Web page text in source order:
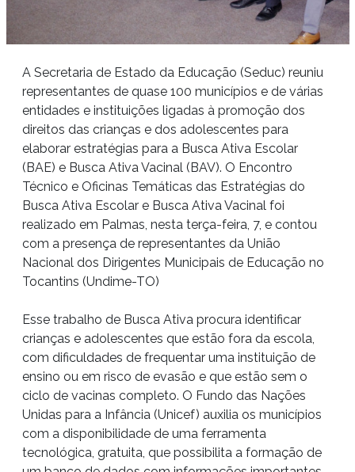
A Secretaria de Estado da Educação (Seduc) reuniu
representantes de quase 100 municípios e de várias
entidades e instituições ligadas à promoção dos
direitos das crianças e dos adolescentes para
elaborar estratégias para a Busca Ativa Escolar
(BAE) e Busca Ativa Vacinal (BAV). O Encontro
Técnico e Oficinas Temáticas das Estratégias do
Busca Ativa Escolar e Busca Ativa Vacinal foi
realizado em Palmas, nesta terça-feira, 7, e contou
com a presença de representantes da União
Nacional dos Dirigentes Municipais de Educação no
Tocantins (Undime-TO)
Esse trabalho de Busca Ativa procura identificar
crianças e adolescentes que estão fora da escola,
com dificuldades de frequentar uma instituição de
ensino ou em risco de evasão e que estão sem o
ciclo de vacinas completo. O Fundo das Nações
Unidas para a Infância (Unicef) auxilia os municípios
com a disponibilidade de uma ferramenta
tecnológica, gratuita, que possibilita a formação de